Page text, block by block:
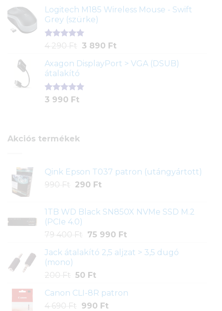
5-ből,
értékelés
alapján
Logitech M185 Wireless Mouse - Swift
Grey (szürke)
Értékelés
ből,
1
értékelés
alapján
4 290 Ft
Original
was:
290 Ft.
3 890 FtCurrent
is:
Axagon DisplayPort > VGA (DSUB)
átalakító
Értékelés
1
3 990 Ft
Akciós termékek
Qink Epson T037 patron (utángyártott)
990 Ft
Original
990 Ft.
290 FtCurrent
290 Ft.
1TB WD Black SN850X NVMe SSD M.2
(PCIe 4.0)
79 400 Ft
Original
was:
400 Ft.
75 990 FtCurrent
is:
Jack átalakító 2,5 aljzat > 3,5 dugó
(mono)
200 Ft Original
was:
200 Ft.
50 FtCurrent
is:
50 Ft.
Canon CLI-8R patron
4 690 Ft
Original
990 FtCurrent